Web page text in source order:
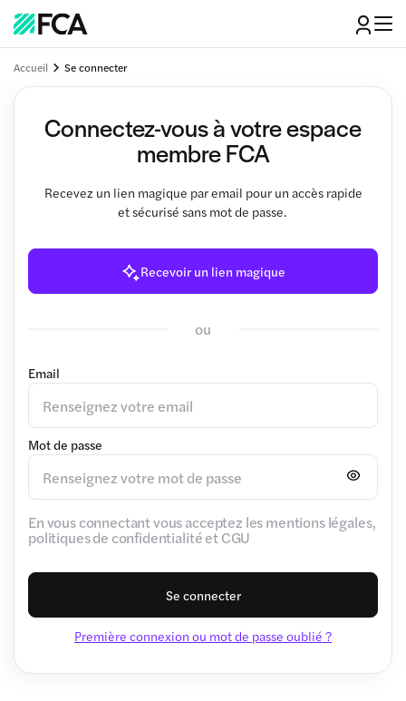
Accueil Se connecter
Connectez-vous à votre espace
membre FCA
Recevez un lien magique par email pour un accès rapide
et sécurisé sans mot de passe.
Recevoir un lien magique
ou
Email
Mot de passe
En vous connectant vous acceptez les mentions légales,
politiques de confidentialité et CGU
Se connecter
Première connexion ou mot de passe oublié ?